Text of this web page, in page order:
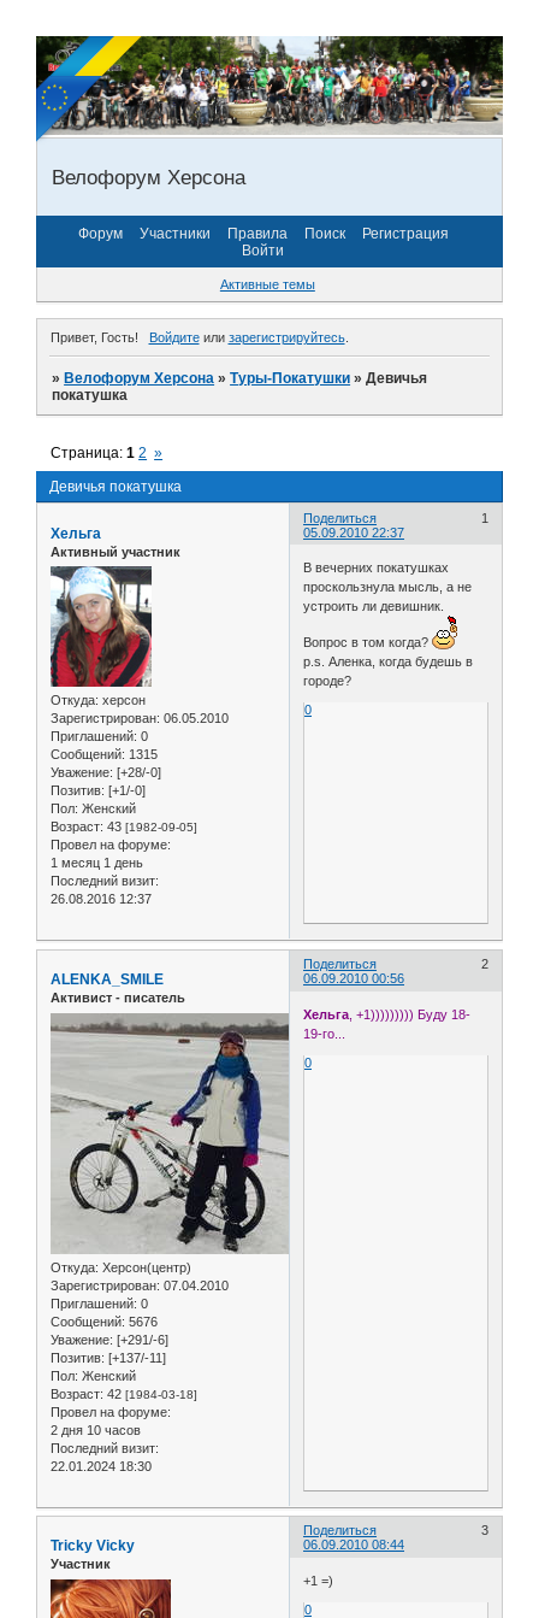
Велофорум Херсона
Форум Участники Правила Поиск
Регистрация
Войти
Активные темы
Привет, Гость! Войдитеили зарегистрируйтесь.
»Велофорум Херсона »Туры-Покатушки »Девичья
покатушка
Девичья покатушка
Страница:1 2 »
Поделиться
1
05.09.2010 22:37
Хельга
Активный участник
Откуда: херсон
Зарегистрирован: 06.05.2010
Приглашений: 0
Сообщений: 1315
Уважение: [+28/-0]
Позитив: [+1/-0]
Пол: Женский
Возраст: 43 [1982-09-05]
Провел на форуме:
1 месяц 1 день
Последний визит:
26.08.2016 12:37
В вечерних покатушках
проскользнула мысль, а не
устроить ли девишник.
Вопрос в том когда?
p.s. Аленка, когда будешь в
городе?
0
Поделиться
2
06.09.2010 00:56
ALENKA_SMILE
Активист - писатель
Откуда: Херсон(центр)
Зарегистрирован: 07.04.2010
Приглашений: 0
Сообщений: 5676
Уважение: [+291/-6]
Позитив: [+137/-11]
Пол: Женский
Возраст: 42 [1984-03-18]
Провел на форуме:
2 дня 10 часов
Последний визит:
22.01.2024 18:30
Хельга , +1))))))))) Буду 18-
19-го...
0
Поделиться
3
06.09.2010 08:44
Tricky Vicky
Участник
+1 =)
0